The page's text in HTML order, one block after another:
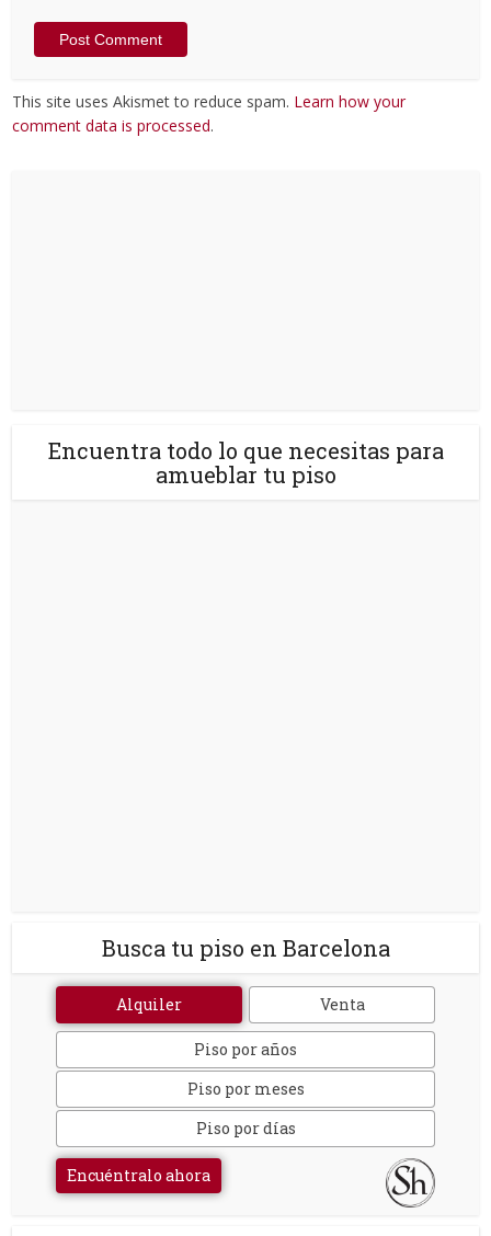
This site uses Akismet to reduce spam. Learn how your
comment data is processed.
Encuentra todo lo que necesitas para
amueblar tu piso
Busca tu piso en Barcelona
Alquiler Venta
Piso por años
Piso por meses
Piso por días
Encuéntralo ahora